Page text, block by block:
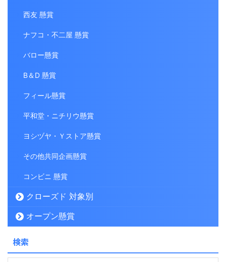
西友 懸賞
ナフコ・不二屋 懸賞
バロー懸賞
B＆D 懸賞
フィール懸賞
平和堂・ニチリウ懸賞
ヨシヅヤ・Ｙストア懸賞
その他共同企画懸賞
コンビニ 懸賞
クローズド 対象別
オープン懸賞
検索